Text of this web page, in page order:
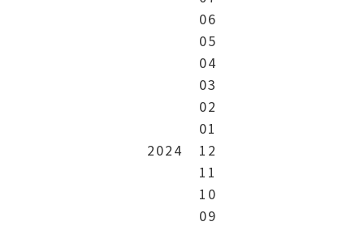
06
05
04
03
02
01
2024
12
11
10
09